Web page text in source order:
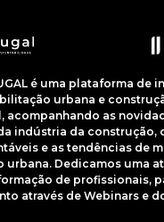
é uma plataforma de
urbana e
acompanhando as
indústria da construção,
e as tendências de
urbana. Dedicamos uma
de profissionais,
através de Webinars e